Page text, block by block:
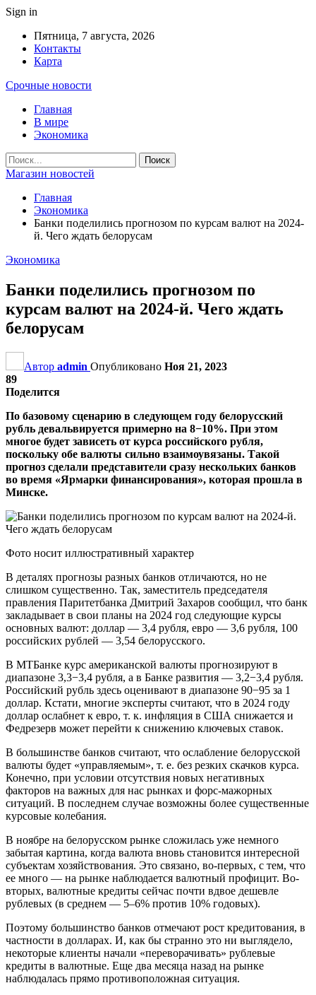
Sign in
Пятница, 7 августа, 2026
Контакты
Карта
Срочные новости
Главная
В мире
Экономика
Магазин новостей
Главная
Экономика
Банки поделились прогнозом по курсам валют на 2024-
й. Чего ждать белорусам
Экономика
Банки поделились прогнозом по
курсам валют на 2024-й. Чего ждать
белорусам
Автор admin Опубликовано Ноя 21, 2023
89
Поделится
По базовому сценарию в следующем году белорусский
рубль девальвируется примерно на 8−10%. При этом
многое будет зависеть от курса российского рубля,
поскольку обе валюты сильно взаимоувязаны. Такой
прогноз сделали представители сразу нескольких банков
во время «Ярмарки финансирования», которая прошла в
Минске.
Фото носит иллюстративный характер
В деталях прогнозы разных банков отличаются, но не
слишком существенно. Так, заместитель председателя
правления Паритетбанка Дмитрий Захаров сообщил, что банк
закладывает в свои планы на 2024 год следующие курсы
основных валют: доллар — 3,4 рубля, евро — 3,6 рубля, 100
российских рублей — 3,54 белорусского.
В МТБанке курс американской валюты прогнозируют в
диапазоне 3,3−3,4 рубля, а в Банке развития — 3,2−3,4 рубля.
Российский рубль здесь оценивают в диапазоне 90−95 за 1
доллар. Кстати, многие эксперты считают, что в 2024 году
доллар ослабнет к евро, т. к. инфляция в США снижается и
Федрезерв может перейти к снижению ключевых ставок.
В большинстве банков считают, что ослабление белорусской
валюты будет «управляемым», т. е. без резких скачков курса.
Конечно, при условии отсутствия новых негативных
факторов на важных для нас рынках и форс-мажорных
ситуаций. В последнем случае возможны более существенные
курсовые колебания.
В ноябре на белорусском рынке сложилась уже немного
забытая картина, когда валюта вновь становится интересной
субъектам хозяйствования. Это связано, во-первых, с тем, что
ее много — на рынке наблюдается валютный профицит. Во-
вторых, валютные кредиты сейчас почти вдвое дешевле
рублевых (в среднем — 5–6% против 10% годовых).
Поэтому большинство банков отмечают рост кредитования, в
частности в долларах. И, как бы странно это ни выглядело,
некоторые клиенты начали «переворачивать» рублевые
кредиты в валютные. Еще два месяца назад на рынке
наблюдалась прямо противоположная ситуация.